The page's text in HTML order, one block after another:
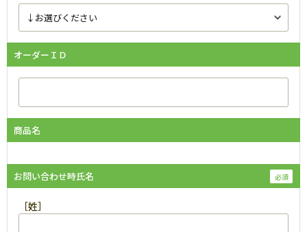
オーダーＩＤ
商品名
お問い合わせ時氏名
［姓］